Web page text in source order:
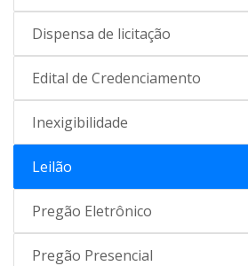
Dispensa de licitação
Edital de Credenciamento
Inexigibilidade
Leilão
Pregão Eletrônico
Pregão Presencial